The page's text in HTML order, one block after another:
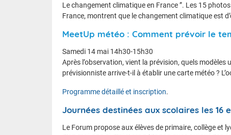
Le changement climatique en France ”. Les 15
France, montrent que le changement climatique est
MeetUp météo : Comment prévoir le
Samedi 14 mai 14h30-15h30
Après l’observation, vient la prévision, quels
prévisionniste arrive-t-il à établir une carte météo ?
Programme détaillé et inscription.
Journées destinées aux scolaires les 16
Le Forum propose aux élèves de primaire, collège et